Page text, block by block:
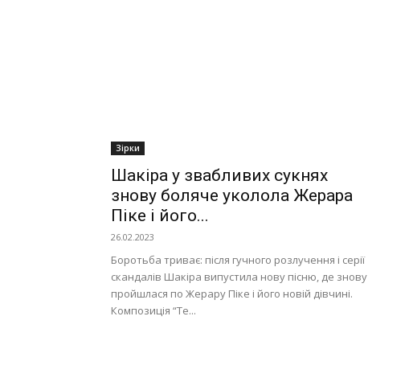
Зірки
Шакіра у звабливих сукнях
знову боляче уколола Жерара
Піке і його...
26.02.2023
Боротьба триває: після гучного розлучення і серії
скандалів Шакіра випустила нову пісню, де знову
пройшлася по Жерару Піке і його новій дівчині.
Композиція “Te...